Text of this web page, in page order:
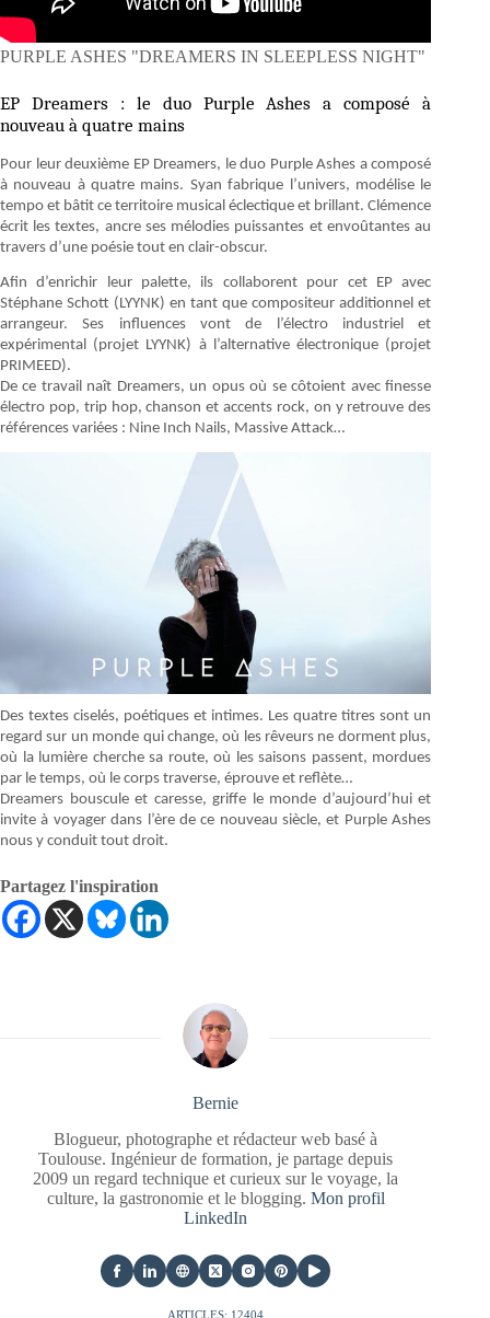
PURPLE ASHES "DREAMERS IN SLEEPLESS NIGHT"
EP Dreamers : le duo Purple Ashes a composé à
nouveau à quatre mains
Pour leur deuxième EP Dreamers, le duo Purple Ashes a composé
à nouveau à quatre mains. Syan fabrique l’univers, modélise le
tempo et bâtit ce territoire musical éclectique et brillant. Clémence
écrit les textes, ancre ses mélodies puissantes et envoûtantes au
travers d’une poésie tout en clair-obscur.
Afin d’enrichir leur palette, ils collaborent pour cet EP avec
Stéphane Schott (LYYNK) en tant que compositeur additionnel et
arrangeur. Ses influences vont de l’électro industriel et
expérimental (projet LYYNK) à l’alternative électronique (projet
PRIMEED).
De ce travail naît Dreamers, un opus où se côtoient avec finesse
électro pop, trip hop, chanson et accents rock, on y retrouve des
références variées : Nine Inch Nails, Massive Attack…
Des textes ciselés, poétiques et intimes. Les quatre titres sont un
regard sur un monde qui change, où les rêveurs ne dorment plus,
où la lumière cherche sa route, où les saisons passent, mordues
par le temps, où le corps traverse, éprouve et reflète…
Dreamers bouscule et caresse, griffe le monde d’aujourd’hui et
invite à voyager dans l’ère de ce nouveau siècle, et Purple Ashes
nous y conduit tout droit.
Partagez l'inspiration
Bernie
Blogueur, photographe et rédacteur web basé à
Toulouse. Ingénieur de formation, je partage depuis
2009 un regard technique et curieux sur le voyage, la
culture, la gastronomie et le blogging. Mon profil
LinkedIn
ARTICLES: 12404